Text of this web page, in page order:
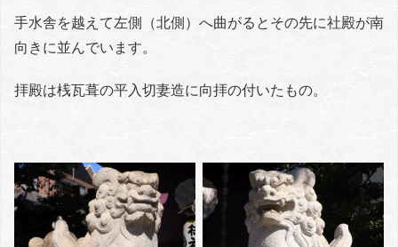
手水舎を越えて左側（北側）へ曲がるとその先に社殿が南
向きに並んでいます。
拝殿は桟瓦葺の平入切妻造に向拝の付いたもの。